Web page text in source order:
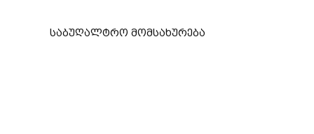
საბუღალტრო მომსახურება